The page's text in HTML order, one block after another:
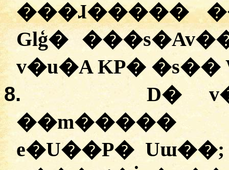
���ɺ�����
Glģ�
v�u�A KP� �s��
8.
D�
��m�����
e�U��P�